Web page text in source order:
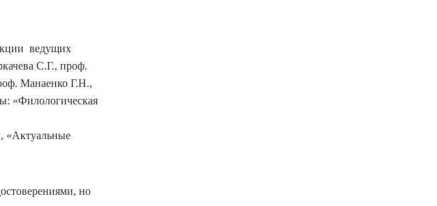
ведущих
С.Г., проф.
Манаенко Г.Н.,
«Филологическая
«Актуальные
но